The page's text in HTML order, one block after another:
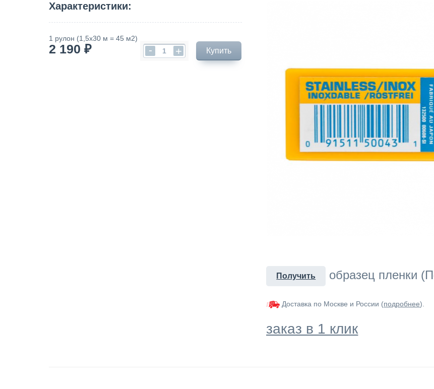
Характеристики:
1 рулон (1,5х30 м = 45 м2)
2 190 ₽ - + Купить
Получить образец пленки
Доставка по Москве и России (подробнее).
заказ в 1 клик